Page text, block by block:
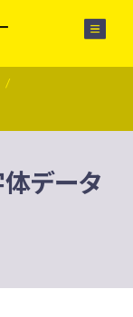
体データ